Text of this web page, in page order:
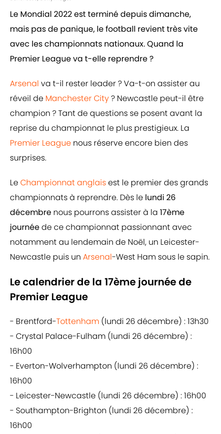
Le Mondial 2022 est terminé depuis dimanche,
mais pas de panique, le football revient très vite
avec les championnats nationaux. Quand la
Premier League va t-elle reprendre ?
Arsenal va t-il rester leader ? Va-t-on assister au
réveil de Manchester City? Newcastle peut-il être
champion ? Tant de questions se posent avant la
reprise du championnat le plus prestigieux. La
Premier League nous réserve encore bien des
surprises.
LeChampionnat anglaisest le premier des grands
championnats à reprendre. Dès le lundi 26
décembre nous pourrons assister à la 17ème
journéede ce championnat passionnant avec
notamment au lendemain de Noël, un Leicester-
Newcastle puis un Arsenal-West Ham sous le sapin.
Le calendrier de la 17ème journée de
Premier League
- Brentford-Tottenham (lundi 26 décembre) : 13h30
- Crystal Palace-Fulham (lundi 26 décembre) :
16h00
- Everton-Wolverhampton (lundi 26 décembre) :
16h00
- Leicester-Newcastle (lundi 26 décembre) : 16h00
- Southampton-Brighton (lundi 26 décembre) :
16h00